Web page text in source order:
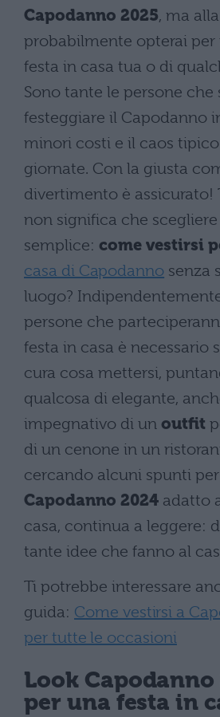
Capodanno 2025, ma
probabilmente opterai per
festa in casa tua o di
Sono tante le persone
festeggiare il Capodanno
minori costi e il caos
giornate. Con la giusta
divertimento è assicurato!
non significa che
semplice: come vestirsi
casa di Capodanno senza
luogo?
persone che
festa in casa è necessario
cura cosa mettersi,
qualcosa di elegante,
impegnativo di un outfit
di un cenone in un
cercando alcuni spunti
Capodanno 2024 adatto
casa, continua a leggere:
tante idee che fanno al
Ti potrebbe interessare
guida: Come vestirsi a
per tutte le occasioni
Look
per una festa in